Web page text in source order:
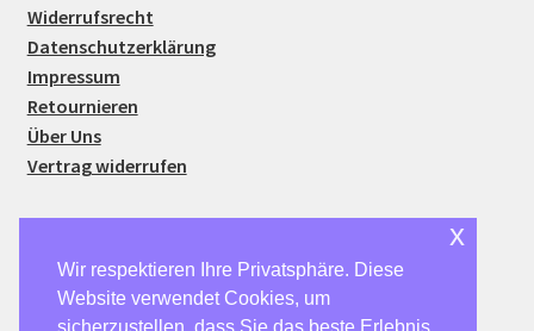
Widerrufsrecht
Datenschutzerklärung
Impressum
Retournieren
Über Uns
Vertrag widerrufen
© SparSmart24 2026
Wir respektieren Ihre Privatsphäre. Diese
Website verwendet Cookies, um
sicherzustellen, dass Sie das beste Erlebnis
x